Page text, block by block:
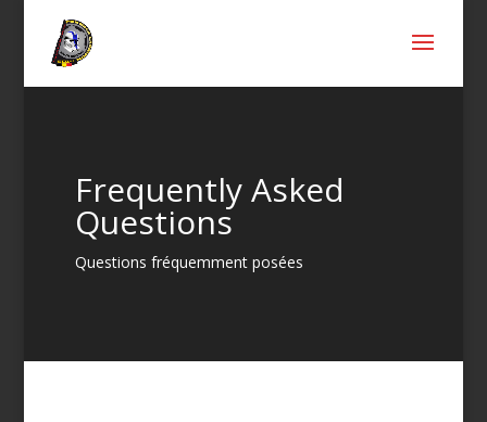
Frequently Asked
Questions
Questions fréquemment posées